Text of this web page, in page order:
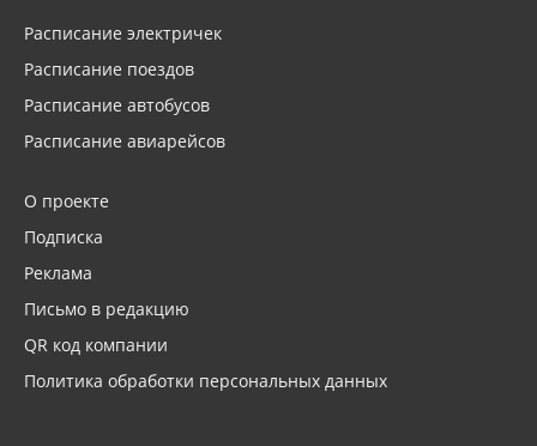
Расписание электричек
Расписание поездов
Расписание автобусов
Расписание авиарейсов
О проекте
Подписка
Реклама
Письмо в редакцию
QR код компании
Политика обработки персональных данных